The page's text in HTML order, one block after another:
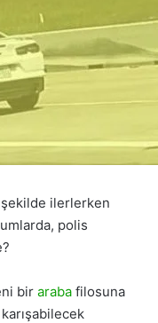
şekilde ilerlerken
polis
bir araba filosuna